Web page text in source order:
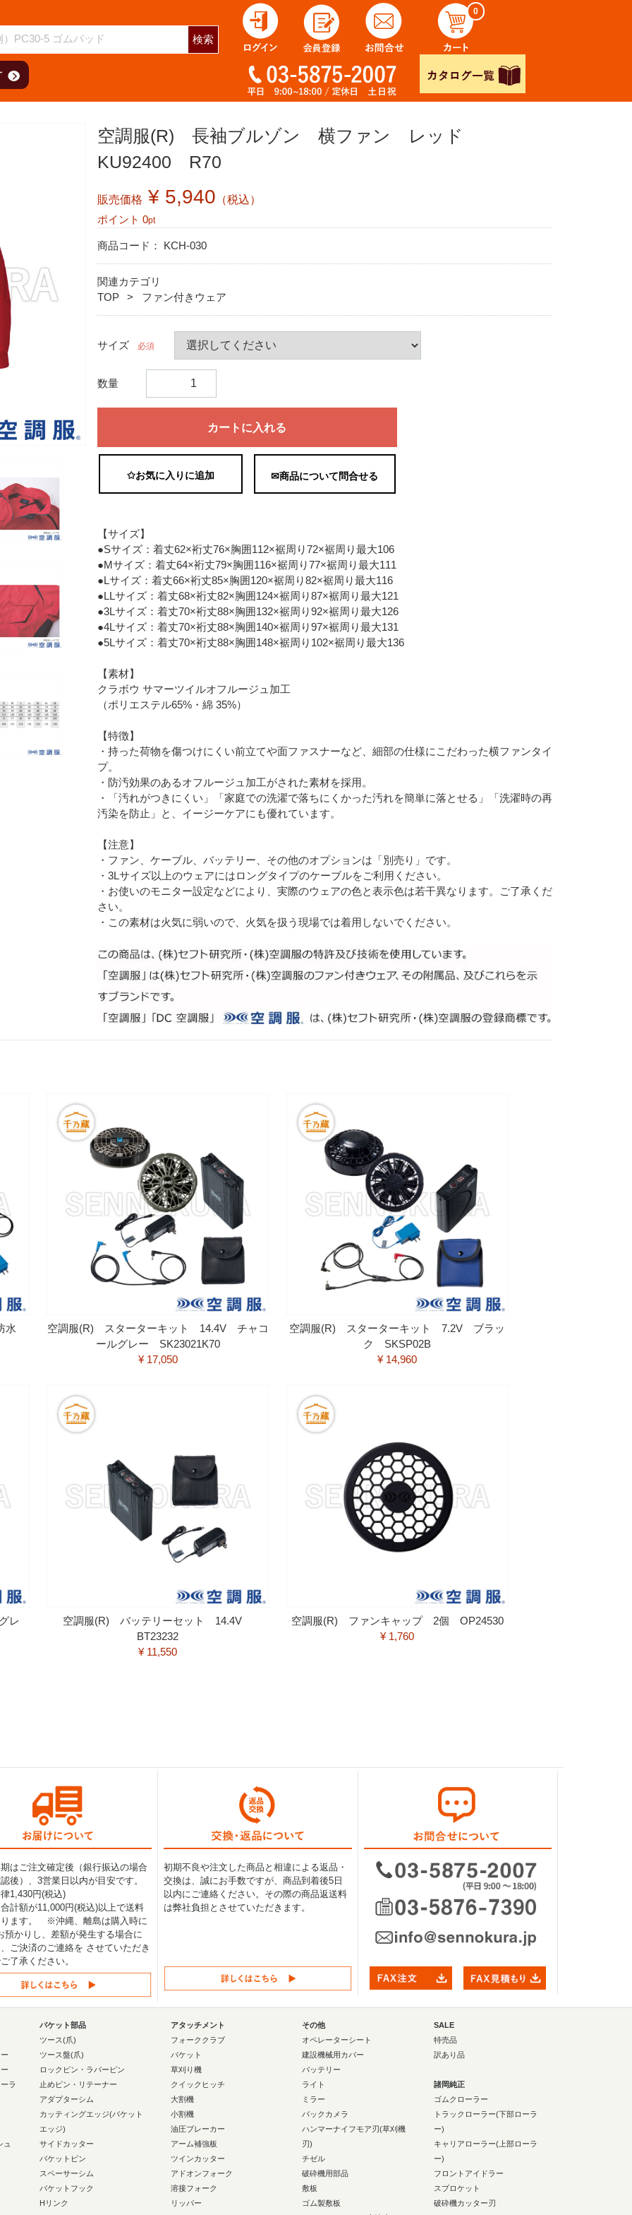
検索
0
空調服(R) 長袖ブルゾン 横ファン レッド
KU92400 R70
販売価格 ¥ 5,940 （税込）
ポイント 0pt
商品コード： KCH-030
関連カテゴリ
TOP
ファン付きウェア
サイズ 必須
数量
カートに入れる
✩お気に入りに追加 ✉商品について問合せる
【サイズ】
●Sサイズ：着丈62×裄丈76×胸囲112×裾周り72×裾周り最大106
●Mサイズ：着丈64×裄丈79×胸囲116×裾周り77×裾周り最大111
●Lサイズ：着丈66×裄丈85×胸囲120×裾周り82×裾周り最大116
●LLサイズ：着丈68×裄丈82×胸囲124×裾周り87×裾周り最大121
●3Lサイズ：着丈70×裄丈88×胸囲132×裾周り92×裾周り最大126
●4Lサイズ：着丈70×裄丈88×胸囲140×裾周り97×裾周り最大131
●5Lサイズ：着丈70×裄丈88×胸囲148×裾周り102×裾周り最大136
【素材】
クラボウ サマーツイルオフルージュ加工
（ポリエステル65%・綿 35%）
【特徴】
・持った荷物を傷つけにくい前立てや面ファスナーなど、細部の仕様にこだわった横ファンタイ
プ。
・防汚効果のあるオフルージュ加工がされた素材を採用。
・「汚れがつきにくい」「家庭での洗濯で落ちにくかった汚れを簡単に落とせる」「洗濯時の再
汚染を防止」と、イージーケアにも優れています。
【注意】
・ファン、ケーブル、バッテリー、その他のオプションは「別売り」です。
・3Lサイズ以上のウェアにはロングタイプのケーブルをご利用ください。
・お使いのモニター設定などにより、実際のウェアの色と表示色は若干異なります。ご了承くだ
さい。
・この素材は火気に弱いので、火気を扱う現場では着用しないでください。
水
空調服(R) スターターキット 14.4V チャコ
ールグレー SK23021K70
¥ 17,050
空調服(R) スターターキット 7.2V ブラッ
ク SKSP02B
¥ 14,960
レ
空調服(R) バッテリーセット 14.4V
BT23232
¥ 11,550
空調服(R) ファンキャップ 2個 OP24530
¥ 1,760
はご注文確定後（銀行振込の場合
後）、3営業日以内が目安です。
1,430円(税込)
計額が11,000円(税込)以上で送料
ります。 ※沖縄、離島は購入時に
預かりし、差額が発生する場合に
ご決済のご連絡を させていただき
了承ください。
初期不良や注文した商品と相違による返品・
交換は、誠にお手数ですが、商品到着後5日
以内にご連絡ください。その際の商品返送料
は弊社負担とさせていただきます。
ラ
ュ
バケット部品
ツース(爪)
ツース盤(爪)
ロックピン・ラバーピン
止めピン・リテーナー
アダプターシム
カッティングエッジ(バケット
エッジ)
サイドカッター
バケットピン
スペーサーシム
バケットフック
Hリンク
アタッチメント
フォーククラブ
バケット
草刈り機
クイックヒッチ
大割機
小割機
油圧ブレーカー
アーム補強板
ツインカッター
アドオンフォーク
溶接フォーク
リッパー
その他
オペレーターシート
建設機械用カバー
バッテリー
ライト
ミラー
バックカメラ
ハンマーナイフモア刃(草刈機
刃)
チゼル
破砕機用部品
敷板
ゴム製敷板
SALE
特売品
訳あり品
諸岡純正
ゴムクローラー
トラックローラー(下部ローラ
ー)
キャリアローラー(上部ローラ
ー)
フロントアイドラー
スプロケット
破砕機カッター刃